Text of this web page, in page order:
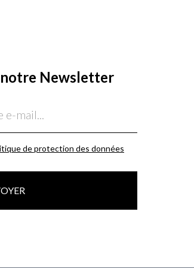
Newsletter
de protection des données